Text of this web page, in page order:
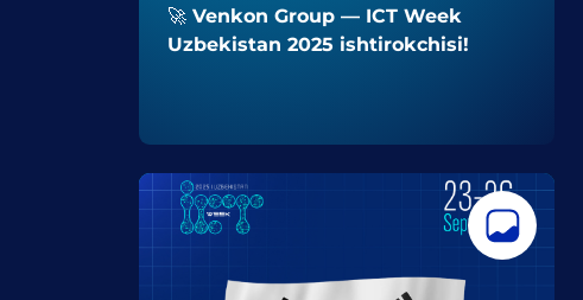
🚀 Venkon Group — ICT Week
Uzbekistan 2025 ishtirokchisi!